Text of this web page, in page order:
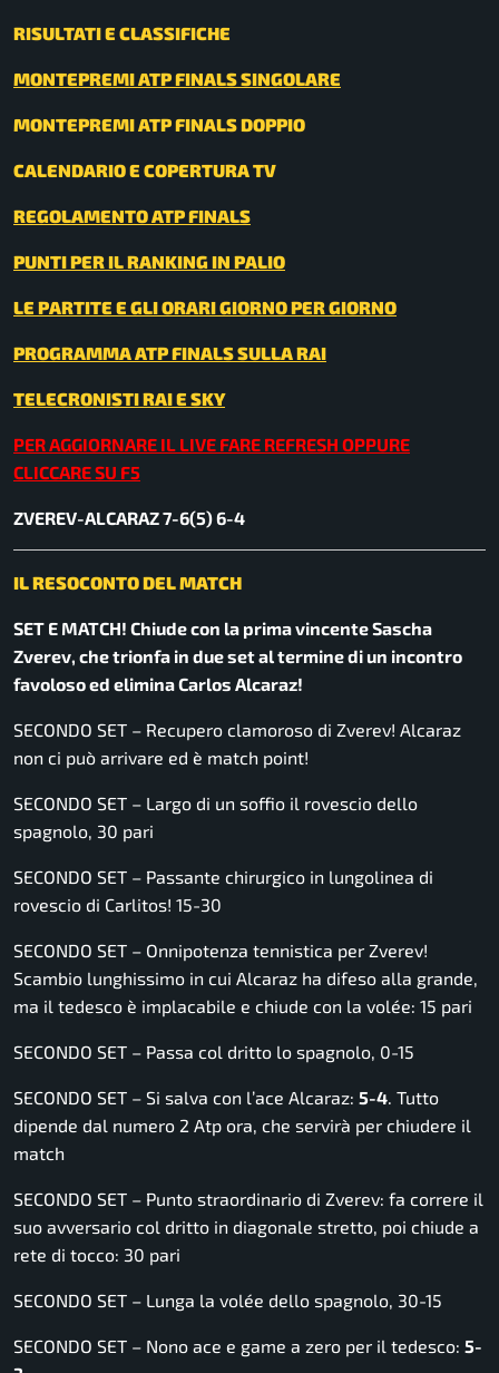
RISULTATI E CLASSIFICHE
MONTEPREMI ATP FINALS SINGOLARE
MONTEPREMI ATP FINALS DOPPIO
CALENDARIO E COPERTURA TV
REGOLAMENTO ATP FINALS
PUNTI PER IL RANKING IN PALIO
LE PARTITE E GLI ORARI GIORNO PER GIORNO
PROGRAMMA ATP FINALS SULLA RAI
TELECRONISTI RAI E SKY
PER AGGIORNARE IL LIVE FARE REFRESH OPPURE
CLICCARE SU F5
ZVEREV-ALCARAZ 7-6(5) 6-4
IL RESOCONTO DEL MATCH
SET E MATCH! Chiude con la prima vincente Sascha
Zverev, che trionfa in due set al termine di un incontro
favoloso ed elimina Carlos Alcaraz!
SECONDO SET – Recupero clamoroso di Zverev! Alcaraz
non ci può arrivare ed è match point!
SECONDO SET – Largo di un soffio il rovescio dello
spagnolo, 30 pari
SECONDO SET – Passante chirurgico in lungolinea di
rovescio di Carlitos! 15-30
SECONDO SET – Onnipotenza tennistica per Zverev!
Scambio lunghissimo in cui Alcaraz ha difeso alla grande,
ma il tedesco è implacabile e chiude con la volée: 15 pari
SECONDO SET – Passa col dritto lo spagnolo, 0-15
SECONDO SET – Si salva con l’ace Alcaraz: 5-4. Tutto
dipende dal numero 2 Atp ora, che servirà per chiudere il
match
SECONDO SET – Punto straordinario di Zverev: fa correre il
suo avversario col dritto in diagonale stretto, poi chiude a
rete di tocco: 30 pari
SECONDO SET – Lunga la volée dello spagnolo, 30-15
SECONDO SET – Nono ace e game a zero per il tedesco: 5-